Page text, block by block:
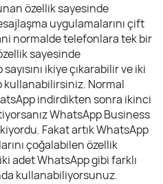
özellik sayesinde
uygulamalarını çift
normalde telefonlara tek bir
sayesinde
ikiye çıkarabilir ve iki
kullanabilirsiniz. Normal
indirdikten sonra ikinci
WhatsApp Business
Fakat artık WhatsApp
çoğalabilen özellik
adet WhatsApp gibi farklı
kullanabiliyorsunuz.